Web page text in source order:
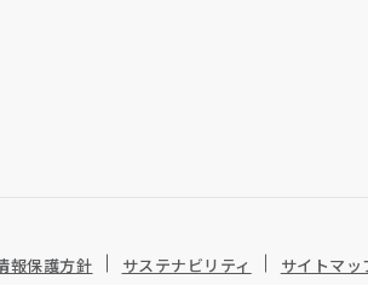
報保護方針 サステナビリティ サイトマッ